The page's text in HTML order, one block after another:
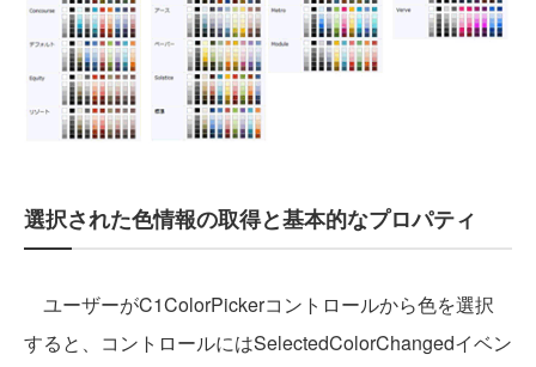
選択された色情報の取得と基本的なプロパティ
ユーザーがC1ColorPickerコントロールから色を選択
すると、コントロールにはSelectedColorChangedイベン